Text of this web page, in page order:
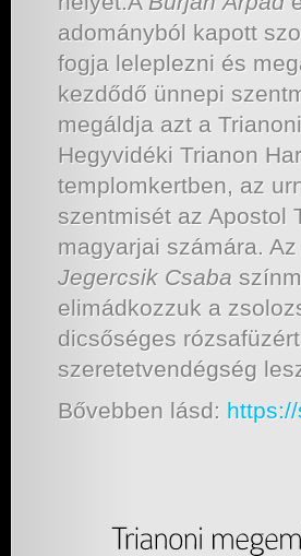
adományból kapott
fogja leleplezni és
kezdődő ünnepi
megáldja azt a
Hegyvidéki Trianon
templomkertben, az
szentmisét az Apostol
magyarjai számára.
Jegercsik Csaba
elimádkozzuk a
dicsőséges
szeretetvendégség
Bővebben lásd: